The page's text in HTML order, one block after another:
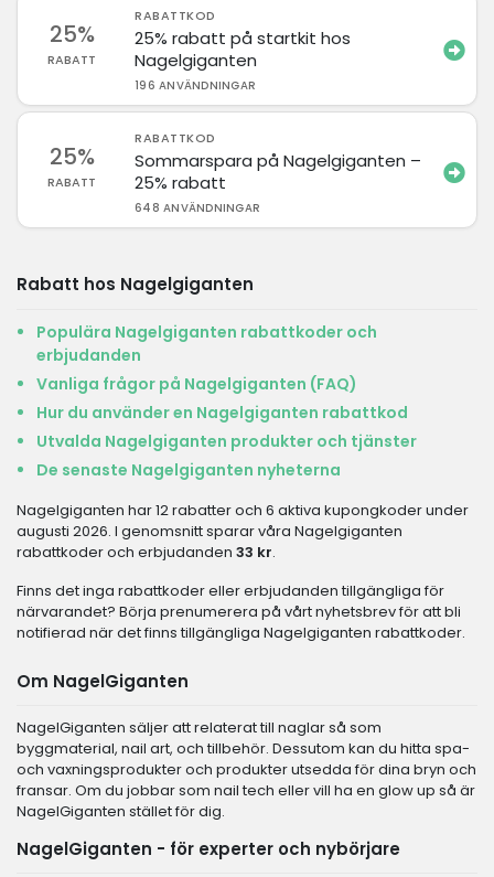
25%
RABATT
RABATTKOD
25% rabatt på startkit hos
Nagelgiganten
196 ANVÄNDNINGAR
25%
RABATT
RABATTKOD
Sommarspara på Nagelgiganten –
25% rabatt
648 ANVÄNDNINGAR
Rabatt hos Nagelgiganten
Populära Nagelgiganten rabattkoder och
erbjudanden
Vanliga frågor på Nagelgiganten (FAQ)
Hur du använder en Nagelgiganten rabattkod
Utvalda Nagelgiganten produkter och tjänster
De senaste Nagelgiganten nyheterna
Nagelgiganten har 12 rabatter och 6 aktiva kupongkoder under
augusti 2026. I genomsnitt sparar våra Nagelgiganten
rabattkoder och erbjudanden 33 kr.
Finns det inga rabattkoder eller erbjudanden tillgängliga för
närvarandet? Börja prenumerera på vårt nyhetsbrev för att bli
notifierad när det finns tillgängliga Nagelgiganten rabattkoder.
Om NagelGiganten
NagelGiganten säljer att relaterat till naglar så som
byggmaterial, nail art, och tillbehör. Dessutom kan du hitta spa-
och vaxningsprodukter och produkter utsedda för dina bryn och
fransar. Om du jobbar som nail tech eller vill ha en glow up så är
NagelGiganten stället för dig.
NagelGiganten - för experter och nybörjare